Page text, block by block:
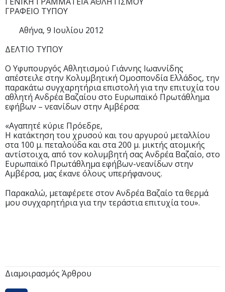
ΓΡΑΦΕΙΟ ΤΥΠΟΥ
Αθήνα, 9 Ιουλίου 2012
ΔΕΛΤΙΟ ΤΥΠΟΥ
Ο Υφυπουργός Αθλητισμού Γιάννης Ιωαννίδης
απέστειλε στην Κολυμβητική Ομοσπονδία Ελλάδος, την
παρακάτω συγχαρητήρια επιστολή για την επιτυχία του
αθλητή Ανδρέα Βαζαίου στο Ευρωπαϊκό Πρωτάθλημα
εφήβων – νεανίδων στην Αμβέρσα:
«Αγαπητέ κύριε Πρόεδρε,
Η κατάκτηση του χρυσού και του αργυρού μεταλλίου
στα 100 μ. πεταλούδα και στα 200 μ. μικτής ατομικής
αντίστοιχα, από τον κολυμβητή σας Ανδρέα Βαζαίο, στο
Ευρωπαϊκό Πρωτάθλημα εφήβων-νεανίδων στην
Αμβέρσα, μας έκανε όλους υπερήφανους.
Παρακαλώ, μεταφέρετε στον Ανδρέα Βαζαίο τα θερμά
μου συγχαρητήρια για την τεράστια επιτυχία του».
Διαμοιρασμός Άρθρου